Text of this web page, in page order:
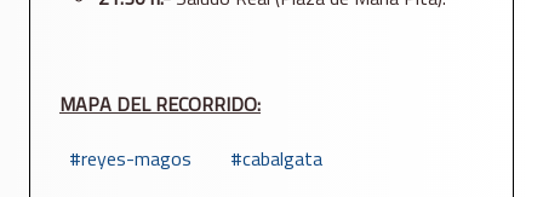
MAPA DEL RECORRIDO:
reyes-magos
cabalgata